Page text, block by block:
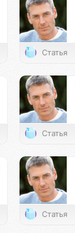
Статья
Статья
Статья